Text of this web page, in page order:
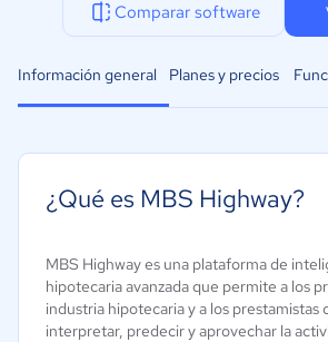
Comparar software
Información general Planes y precios
¿Qué es MBS Highway?
MBS Highway es una plataforma de
hipotecaria avanzada que permite a los
industria hipotecaria y a los prestamistas
interpretar, predecir y aprovechar la